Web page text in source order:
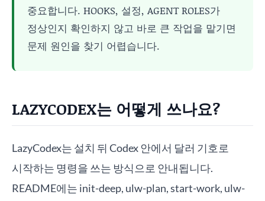
중요합니다. HOOKS, 설정, AGENT ROLES가
정상인지 확인하지 않고 바로 큰 작업을 맡기면
문제 원인을 찾기 어렵습니다.
LAZYCODEX는 어떻게 쓰나요?
LazyCodex는 설치 뒤 Codex 안에서 달러 기호로
시작하는 명령을 쓰는 방식으로 안내됩니다.
README에는 init-deep, ulw-plan, start-work, ulw-